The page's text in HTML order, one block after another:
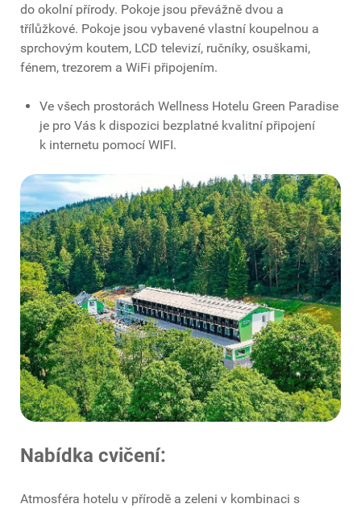
do okolní přírody. Pokoje jsou převážně dvou a
třílůžkové. Pokoje jsou vybavené vlastní koupelnou a
sprchovým koutem, LCD televizí, ručníky, osuškami,
fénem, trezorem a WiFi připojením.
Ve všech prostorách Wellness Hotelu Green Paradise
je pro Vás k dispozici bezplatné kvalitní připojení
k internetu pomocí WIFI.
Nabídka cvičení:
Atmosféra hotelu v přírodě a zeleni v kombinaci s